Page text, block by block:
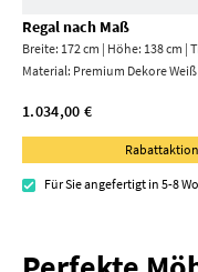
Regal nach Maß
Breite: 172 cm | Höhe: 138 cm |
Material: Premium Dekore
1.034,00 €
Für Sie angefertigt in 5-8